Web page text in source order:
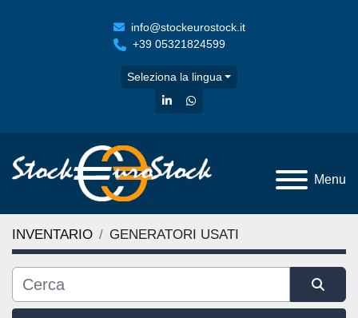
info@stockeurostock.it
+39 05321824599
Seleziona la lingua
linkedinwhatsapp
Menu
INVENTARIO GENERATORI USATI